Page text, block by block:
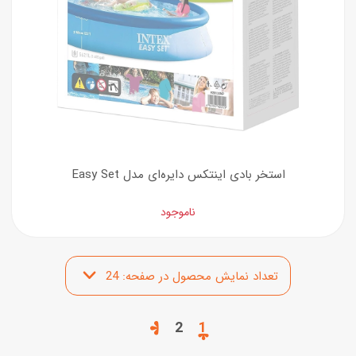
استخر بادی اینتکس دایره‌ای مدل Easy Set
ناموجود
1
2